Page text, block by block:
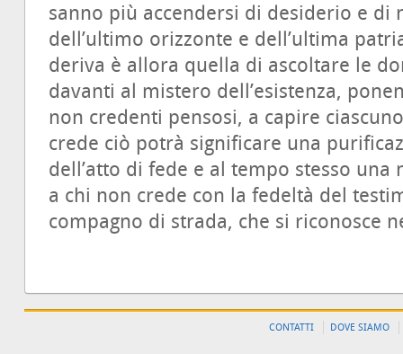
sanno più accendersi di desiderio e di
dell’ultimo orizzonte e dell’ultima
deriva è allora quella di ascoltare le
davanti al mistero dell’esistenza,
non credenti pensosi, a capire
crede ciò potrà significare una
dell’atto di fede e al tempo stesso
a chi non crede con la fedeltà del
compagno di strada, che si riconosce
CONTATTI DOVE SIAMO